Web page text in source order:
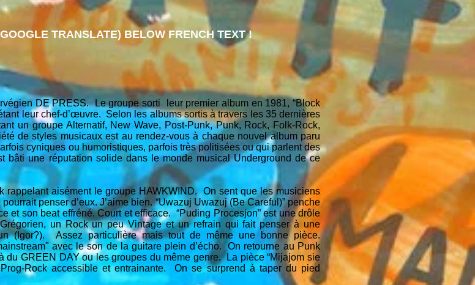
TRANSLATE) BELOW FRENCH TEXT !
DE PRESS. Le groupe sorti leur premier album en 1981, “Block
leur chef-d’œuvre. Selon les albums sortis à travers les 35 dernières
un groupe Alternatif, New Wave, Post-Punk, Punk, Rock, Folk-Rock,
de styles musicaux est au rendez-vous à chaque nouvel album paru
cyniques ou humoristiques, parfois très politisées ou qui parlent des
bâti une réputation solide dans le monde musical Underground de ce
rappelant aisément le groupe HAWKWIND. On sent que les musiciens
penser d’eux. J’aime bien. “Uwazuj Uwazuj (Be Careful)” penche
et son beat effréné. Court et efficace. “Puding Procesjon” est une drôle
un Rock un peu Vintage et un refrain qui fait penser à une
(Igor?). Assez particulière mais tout de même une bonne pièce.
avec le son de la guitare plein d’écho. On retourne au Punk
du GREEN DAY ou les groupes du même genre. La pièce “Mijajom sie
Rock accessible et entrainante. On se surprend à taper du pied